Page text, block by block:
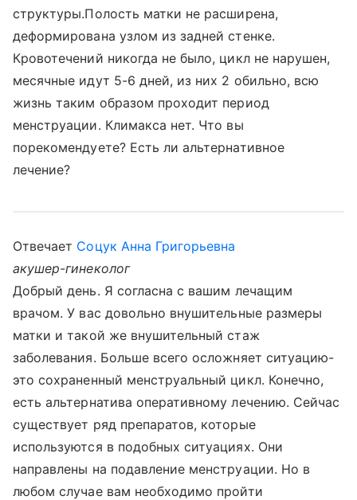
структуры.Полость матки не расширена,
деформирована узлом из задней стенке.
Кровотечений никогда не было, цикл не нарушен,
месячные идут 5-6 дней, из них 2 обильно, всю
жизнь таким образом проходит период
менструации. Климакса нет. Что вы
порекомендуете? Есть ли альтернативное
лечение?
Отвечает Соцук Анна Григорьевна
акушер-гинеколог
Добрый день. Я согласна с вашим лечащим
врачом. У вас довольно внушительные размеры
матки и такой же внушительный стаж
заболевания. Больше всего осложняет ситуацию-
это сохраненный менструальный цикл. Конечно,
есть альтернатива оперативному лечению. Сейчас
существует ряд препаратов, которые
используются в подобных ситуациях. Они
направлены на подавление менструации. Но в
любом случае вам необходимо пройти